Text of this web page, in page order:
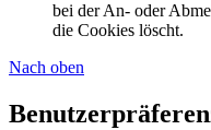
bei der An- oder
die Cookies löscht.
Nach oben